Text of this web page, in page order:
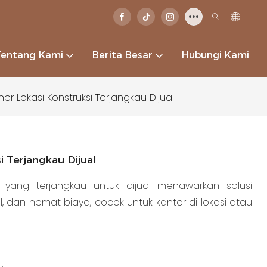
Kami Berita Besar Hubungi Kami
Lokasi Konstruksi Terjangkau Dijual
Dijual
terjangkau untuk dijual menawarkan solusi
hemat biaya, cocok untuk kantor di lokasi atau